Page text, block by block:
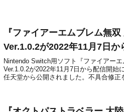
『ファイアーエムブレム無
Ver.1.0.2が2022年11月7日か
Nintendo Switch用ソフト『ファイアー
Ver.1.0.2が2022年11月7日から配信開始
任天堂から公開されました。不具合修